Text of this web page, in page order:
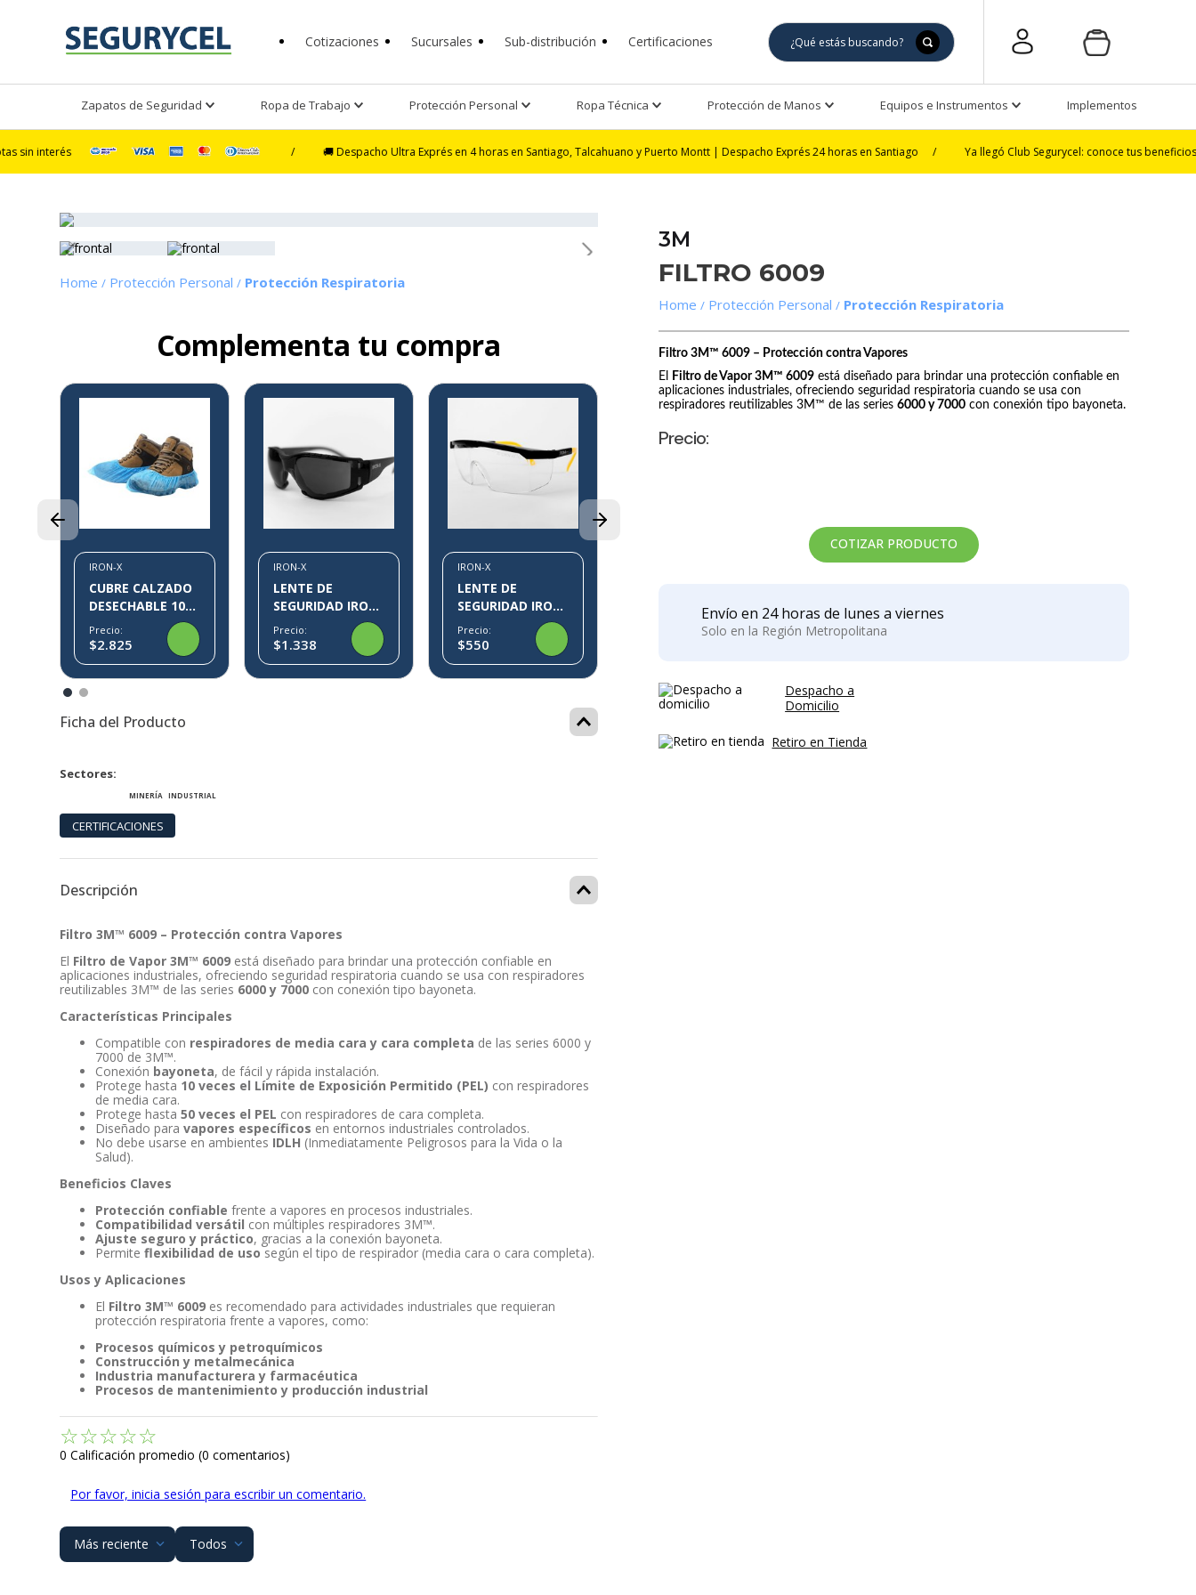
Cotizaciones Sucursales Sub-distribución Certificaciones
Zapatos de Seguridad Ropa de Trabajo Protección Personal Ropa Técnica Protección de Manos Equipos e Instrumentos Implementos de
/ 🚚 Despacho Ultra Exprés en 4 horas en Santiago, Talcahuano y Puerto Montt | Despacho Exprés 24 horas en Santiago / Ya llegó Club Segurycel: conoce tus beneficios / 3
Protección Personal Protección Respiratoria
Complementa tu compra
IRON-X
CUBRE CALZADO
DESECHABLE 100
PARES KLIN IRON-
X
Precio:
$2.825
IRON-X
LENTE DE
SEGURIDAD IRON-
X IX09
Precio:
$1.338
IRON-X
LENTE DE
SEGURIDAD IRON-
X IX07
Precio:
$550
8%
$2.211
Ficha del Producto
Sectores
MINERÍA INDUSTRIAL
Descripción
Filtro 3M™ 6009 – Protección contra Vapores
El Filtro de Vapor 3M™ 6009 está diseñado para brindar una protección confiable en
aplicaciones industriales, ofreciendo seguridad respiratoria cuando se usa con respiradores
reutilizables 3M™ de las series 6000 y 7000 con conexión tipo bayoneta.
Características Principales
Compatible con respiradores de media cara y cara completa de las series 6000 y
7000 de 3M™.
Conexión bayoneta, de fácil y rápida instalación.
Protege hasta 10 veces el Límite de Exposición Permitido (PEL) con respiradores
de media cara.
Protege hasta50 veces el PEL con respiradores de cara completa.
Diseñado paravapores específicos en entornos industriales controlados.
No debe usarse en ambientes IDLH (Inmediatamente Peligrosos para la Vida o la
Salud).
Beneficios Claves
Protección confiable frente a vapores en procesos industriales.
Compatibilidad versátil con múltiples respiradores 3M™.
Ajuste seguro y práctico, gracias a la conexión bayoneta.
Permiteflexibilidad de usosegún el tipo de respirador (media cara o cara completa).
Usos y Aplicaciones
El Filtro 3M™ 6009 es recomendado para actividades industriales que requieran
protección respiratoria frente a vapores, como:
Procesos químicos y petroquímicos
Construcción y metalmecánica
Industria manufacturera y farmacéutica
Procesos de mantenimiento y producción industrial
☆☆☆☆☆
0 Calificación promedio (0 comentarios)
Por favor, inicia sesión para escribir un comentario.
Más reciente Todos
3M
FILTRO 6009
Protección Personal Protección Respiratoria
Filtro 3M™ 6009 – Protección contra Vapores
El
Filtro de Vapor 3M™ 6009 está diseñado para brindar una protección confiable en
aplicaciones industriales, ofreciendo seguridad respiratoria cuando se usa con
respiradores reutilizables 3M™ de las series6000 y 7000 con conexión tipo bayoneta.
Precio:
COTIZAR PRODUCTO
Envío en 24 horas de lunes a viernes
Solo en la Región Metropolitana
Despacho a
Domicilio
Retiro en Tienda